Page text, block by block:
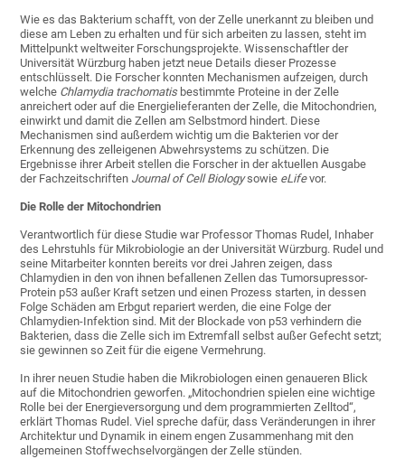
Wie es das Bakterium schafft, von der Zelle unerkannt zu bleiben und
diese am Leben zu erhalten und für sich arbeiten zu lassen, steht im
Mittelpunkt weltweiter Forschungsprojekte. Wissenschaftler der
Universität Würzburg haben jetzt neue Details dieser Prozesse
entschlüsselt. Die Forscher konnten Mechanismen aufzeigen, durch
welche Chlamydia trachomatisbestimmte Proteine in der Zelle
anreichert oder auf die Energielieferanten der Zelle, die Mitochondrien,
einwirkt und damit die Zellen am Selbstmord hindert. Diese
Mechanismen sind außerdem wichtig um die Bakterien vor der
Erkennung des zelleigenen Abwehrsystems zu schützen. Die
Ergebnisse ihrer Arbeit stellen die Forscher in der aktuellen Ausgabe
der Fachzeitschriften Journal of Cell Biologysowie eLifevor.
Die Rolle der Mitochondrien
Verantwortlich für diese Studie war Professor Thomas Rudel, Inhaber
des Lehrstuhls für Mikrobiologie an der Universität Würzburg. Rudel und
seine Mitarbeiter konnten bereits vor drei Jahren zeigen, dass
Chlamydien in den von ihnen befallenen Zellen das Tumorsupressor-
Protein p53 außer Kraft setzen und einen Prozess starten, in dessen
Folge Schäden am Erbgut repariert werden, die eine Folge der
Chlamydien-Infektion sind. Mit der Blockade von p53 verhindern die
Bakterien, dass die Zelle sich im Extremfall selbst außer Gefecht setzt;
sie gewinnen so Zeit für die eigene Vermehrung.
In ihrer neuen Studie haben die Mikrobiologen einen genaueren Blick
auf die Mitochondrien geworfen. „Mitochondrien spielen eine wichtige
Rolle bei der Energieversorgung und dem programmierten Zelltod“,
erklärt Thomas Rudel. Viel spreche dafür, dass Veränderungen in ihrer
Architektur und Dynamik in einem engen Zusammenhang mit den
allgemeinen Stoffwechselvorgängen der Zelle stünden.